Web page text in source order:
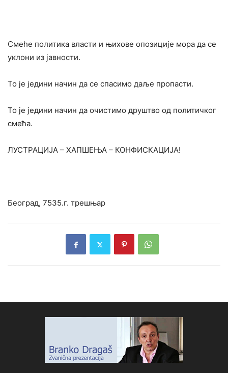
Смеће политика власти и њихове опозиције мора да се
уклони из јавности.
То је једини начин да се спасимо даље пропасти.
То је једини начин да очистимо друштво од политичког
смећа.
ЛУСТРАЦИЈА – ХАПШЕЊА – КОНФИСКАЦИЈА!
Београд, 7535.г. трешњар